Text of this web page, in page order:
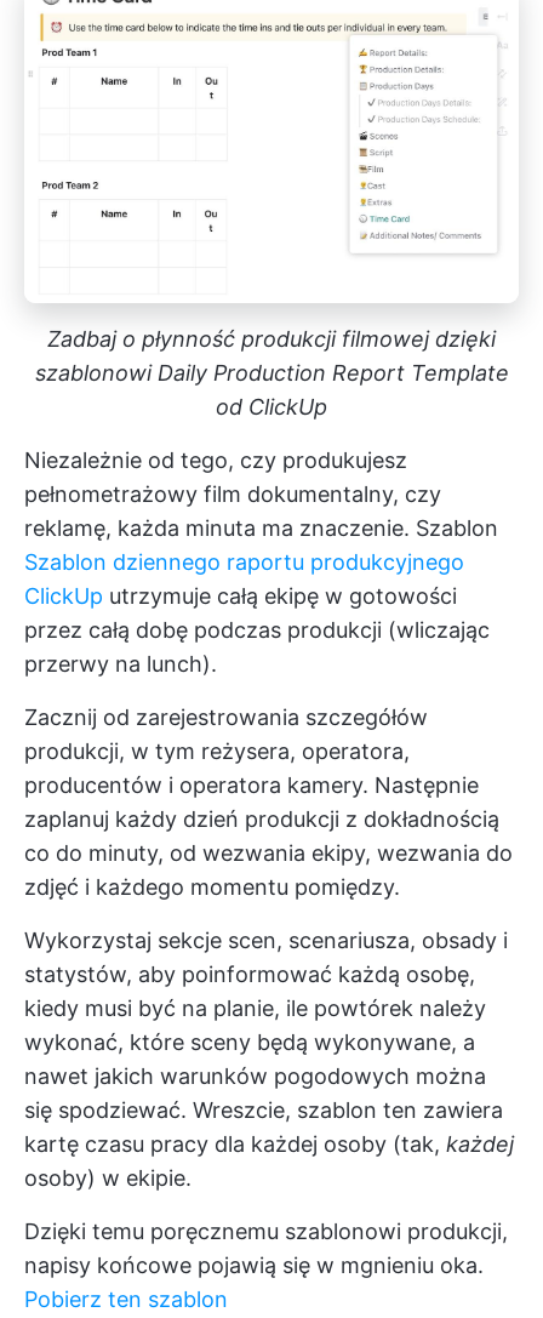
Zadbaj o płynność produkcji filmowej dzięki
szablonowi Daily Production Report Template
od ClickUp
Niezależnie od tego, czy produkujesz
pełnometrażowy film dokumentalny, czy
reklamę, każda minuta ma znaczenie. Szablon
Szablon dziennego raportu produkcyjnego
ClickUp utrzymuje całą ekipę w gotowości
przez całą dobę podczas produkcji (wliczając
przerwy na lunch).
Zacznij od zarejestrowania szczegółów
produkcji, w tym reżysera, operatora,
producentów i operatora kamery. Następnie
zaplanuj każdy dzień produkcji z dokładnością
co do minuty, od wezwania ekipy, wezwania do
zdjęć i każdego momentu pomiędzy.
Wykorzystaj sekcje scen, scenariusza, obsady i
statystów, aby poinformować każdą osobę,
kiedy musi być na planie, ile powtórek należy
wykonać, które sceny będą wykonywane, a
nawet jakich warunków pogodowych można
się spodziewać. Wreszcie, szablon ten zawiera
kartę czasu pracy dla każdej osoby (tak, każdej
osoby) w ekipie.
Dzięki temu poręcznemu szablonowi produkcji,
napisy końcowe pojawią się w mgnieniu oka.
Pobierz ten szablon